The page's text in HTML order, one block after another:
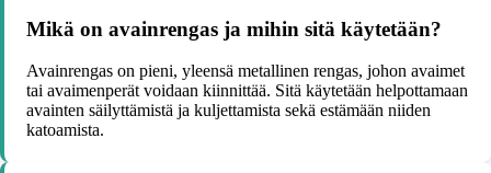
Mikä on avainrengas ja mihin sitä käytetään?
Avainrengas on pieni, yleensä metallinen rengas, johon avaimet
tai avaimenperät voidaan kiinnittää. Sitä käytetään helpottamaan
avainten säilyttämistä ja kuljettamista sekä estämään niiden
katoamista.